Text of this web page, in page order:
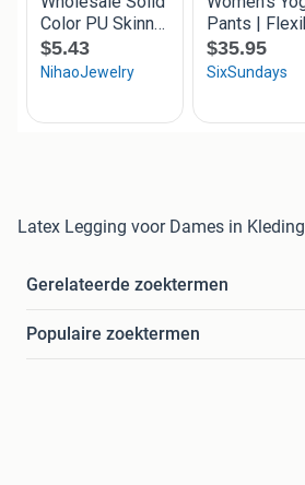
Latex Legging voor Dames in Kleding
Gerelateerde zoektermen
Populaire zoektermen